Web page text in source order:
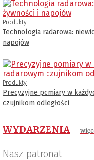
Produkty
Technologia radarowa:
napojów
Produkty
Precyzyjne pomiary w
czujnikom odległości
WYDARZENIA
Nasz patronat